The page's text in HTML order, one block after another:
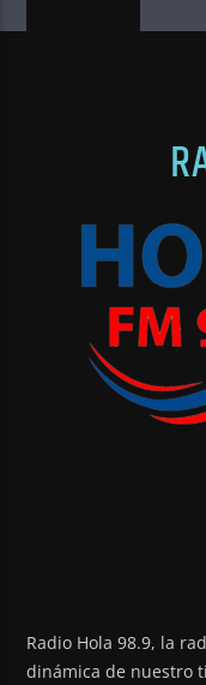
Radio Hola 98.9, la
dinámica de nuestro